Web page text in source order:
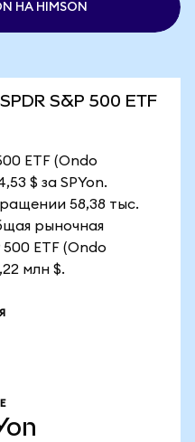
НА HIMSON
SPDR S&P 500 ETF
ETF (Ondo
$ за SPYon.
58,38 тыс.
рыночная
500 ETF (Ondo
млн $.